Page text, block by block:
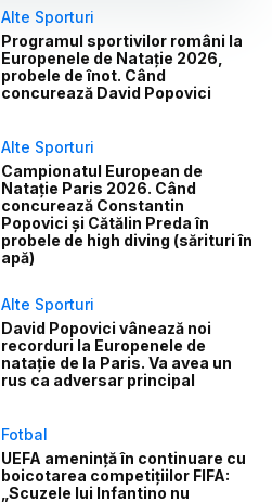
Alte Sporturi
Programul sportivilor români la
Europenele de Natație 2026,
probele de înot. Când
concurează David Popovici
Alte Sporturi
Campionatul European de
Natație Paris 2026. Când
concurează Constantin
Popovici și Cătălin Preda în
probele de high diving (sărituri în
apă)
Alte Sporturi
David Popovici vânează noi
recorduri la Europenele de
natație de la Paris. Va avea un
rus ca adversar principal
Fotbal
UEFA amenință în continuare cu
boicotarea competițiilor FIFA:
„Scuzele lui Infantino nu